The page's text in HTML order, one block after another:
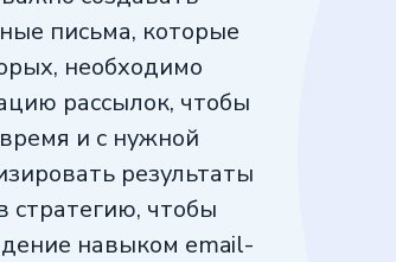
письма, которые
необходимо
рассылок, чтобы
и с нужной
результаты
стратегию, чтобы
навыком email-